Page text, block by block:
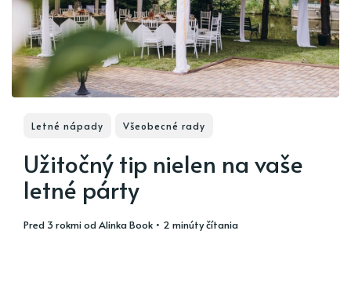
Letné nápady Všeobecné rady
Užitočný tip nielen na vaše
letné párty
pred 3 rokmiodAlinka Book • 2 minúty čítania